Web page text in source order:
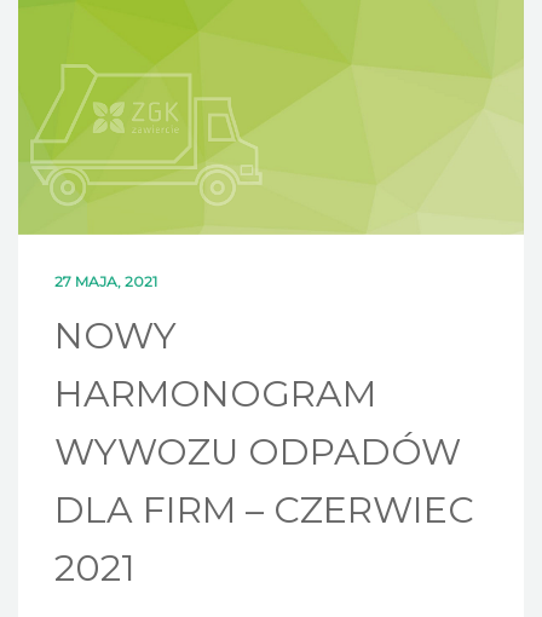
KONTAKT
27 MAJA, 2021
NOWY
HARMONOGRAM
WYWOZU ODPADÓW
DLA FIRM – CZERWIEC
2021